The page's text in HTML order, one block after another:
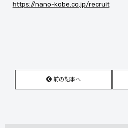
https://nano-kobe.co.jp/recruit
前の記事へ